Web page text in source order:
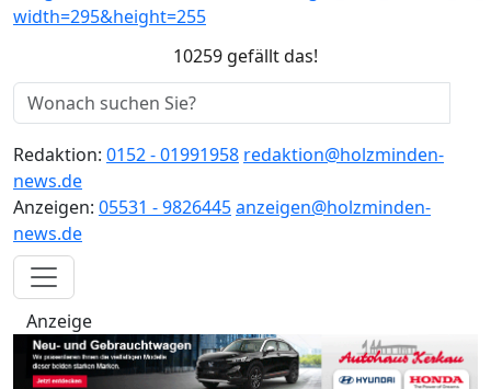
10259 gefällt das!
Redaktion: 0152 - 01991958 redaktion@holzminden-
news.de
Anzeigen: 05531 - 9826445anzeigen@holzminden-
news.de
Anzeige